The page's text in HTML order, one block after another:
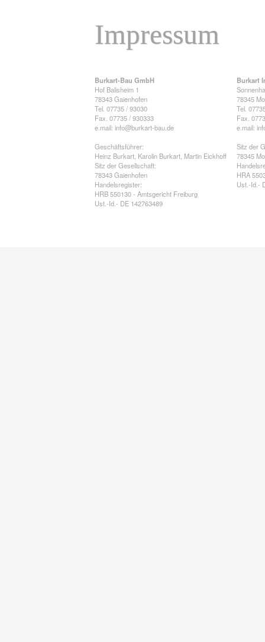
Impressum
Burkart-Bau GmbH
Hof Balisheim 1
78343 Gaienhofen
Tel. 07735 / 93030
Fax. 07735 / 930333
e.mail: info@burkart-bau.de
Geschäftsführer:
Heinz Burkart, Karolin Burkart, Martin Eickhoff
Sitz der Gesellschaft:
78343 Gaienhofen
Handelsregister:
HRB 550130 - Amtsgericht Freiburg
Ust.-Id.- DE 142763489
Burkart
78345
Tel.
Fax.
e.mail:
Sitz der
78345
HRA
Ust.-Id.-